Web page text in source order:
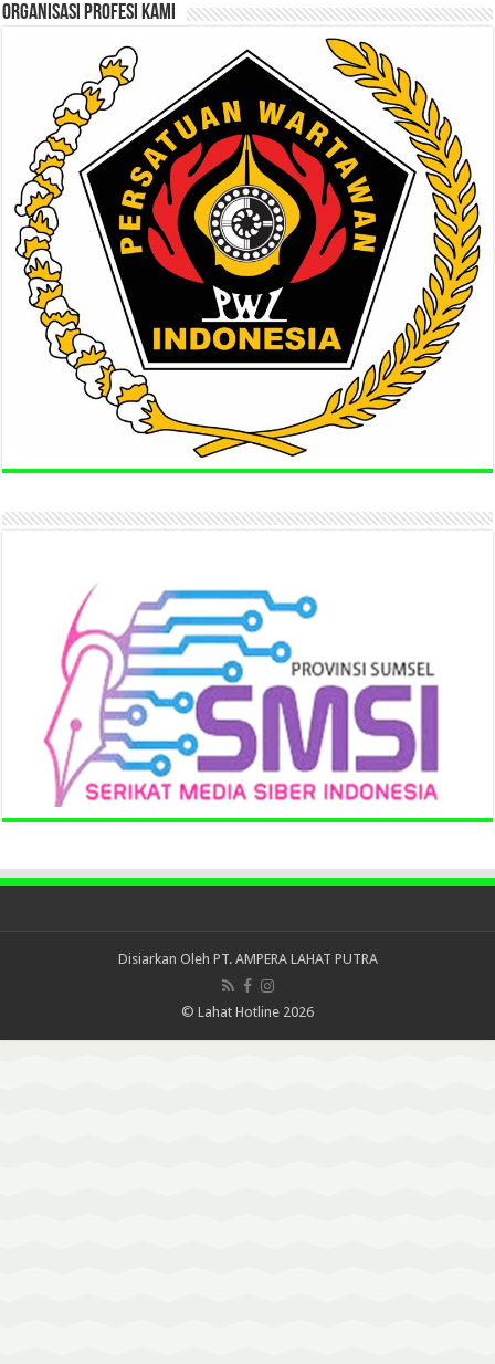
ORGANISASI PROFESI KAMI
Disiarkan Oleh PT. AMPERA LAHAT PUTRA
© Lahat Hotline 2026